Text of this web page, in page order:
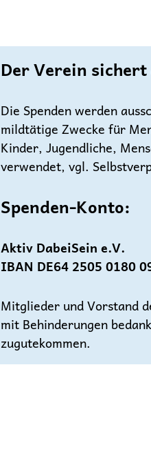
Der Verein
Die Spenden werden
mildtätige Zwecke für
Kinder, Jugendliche,
verwendet, vgl.
Spenden-Konto:
Aktiv DabeiSein e.V.
IBAN DE64 2505 0180
Mitglieder und Vorstand
mit Behinderungen
zugutekommen.